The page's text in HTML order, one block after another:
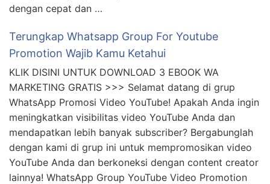
dengan cepat dan …
Terungkap Whatsapp Group For Youtube
Promotion Wajib Kamu Ketahui
KLIK DISINI UNTUK DOWNLOAD 3 EBOOK WA
MARKETING GRATIS >>> Selamat datang di grup
WhatsApp Promosi Video YouTube! Apakah Anda ingin
meningkatkan visibilitas video YouTube Anda dan
mendapatkan lebih banyak subscriber? Bergabunglah
dengan kami di grup ini untuk mempromosikan video
YouTube Anda dan berkoneksi dengan content creator
lainnya! WhatsApp Group YouTube Video Promotion